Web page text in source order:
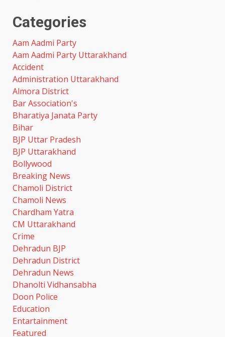
Categories
Aam Aadmi Party
Aam Aadmi Party Uttarakhand
Accident
Administration Uttarakhand
Almora District
Bar Association's
Bharatiya Janata Party
Bihar
BJP Uttar Pradesh
BJP Uttarakhand
Bollywood
Breaking News
Chamoli District
Chamoli News
Chardham Yatra
CM Uttarakhand
Crime
Dehradun BJP
Dehradun District
Dehradun News
Dhanolti Vidhansabha
Doon Police
Education
Entartainment
Featured